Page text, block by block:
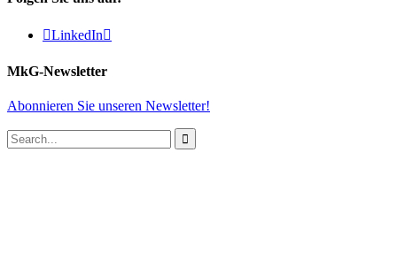
LinkedIn
MkG-Newsletter
Abonnieren Sie unseren Newsletter!
